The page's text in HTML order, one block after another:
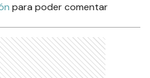
para poder comentar